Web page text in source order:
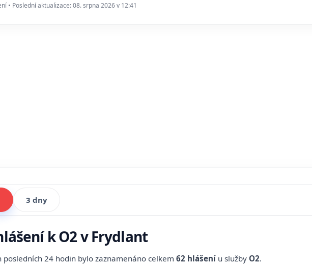
• Poslední aktualizace: 08. srpna 2026 v 12:41
3 dny
k O2 v Frydlant
posledních 24 hodin bylo zaznamenáno celkem 62 hlášení u služby O2.